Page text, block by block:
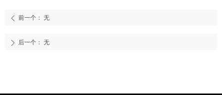
ꄴ 前一个： 无
ꄲ 后一个： 无